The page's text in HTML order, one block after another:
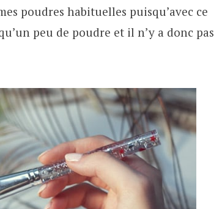
poudres habituelles puisqu’avec ce
peu de poudre et il n’y a donc pas